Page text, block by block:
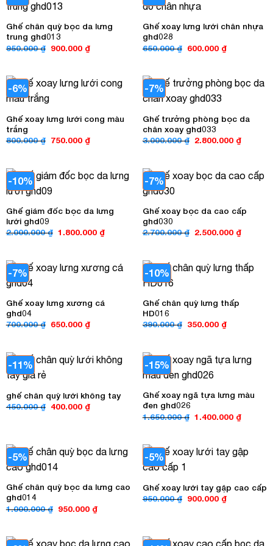
Ghế chân quỳ bọc da lưng
trung ghd013
950.000₫ Giá
900.000 ₫Giá
hiện
900.000 ₫.
Ghế xoay lưng lưới chân nhựa
ghd028
650.000₫ Giá
600.000 ₫Giá
hiện
600.000 ₫.
-6%
Ghế xoay lưng lưới cong màu
trắng
800.000₫ Giá
750.000 ₫Giá
hiện
750.000 ₫.
-7%
Ghế trưởng phòng bọc da
chân xoay ghd033
3.000.000₫ Giá
2.800.000 ₫Giá
hiện
-10%
Ghế giám đốc bọc da lưng
lưới ghd09
2.000.000₫ Giá
1.800.000 ₫Giá
hiện
1.800.000 ₫.
-7%
Ghế xoay bọc da cao cấp
ghd030
2.700.000₫ Giá
2.500.000 ₫Giá
hiện
-7%
Ghế xoay lưng xương cá
ghd04
700.000₫ Giá
650.000 ₫Giá
hiện
650.000 ₫.
-10%
Ghế chân quỳ lưng thấp
HD016
390.000₫ Giá
350.000 ₫Giá
hiện
350.000 ₫.
-11%
ghế chân quỳ lưới không tay
450.000₫ Giá
400.000 ₫Giá
hiện
-15%
Ghế xoay ngã tựa lưng màu
đen ghd026
1.650.000₫ Giá
1.400.000 ₫Giá
hiện
-5%
Ghế chân quỳ bọc da lưng cao
ghd014
1.000.000₫ Giá
950.000 ₫Giá
hiện
950.000 ₫.
-5%
Ghế xoay lưới tay gập cao cấp
950.000₫ Giá
900.000 ₫Giá
hiện